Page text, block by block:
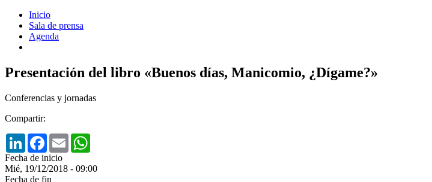
Inicio
Sala de prensa
Agenda
Presentación del libro «Buenos días, Manicomio, ¿Dígame?»
Conferencias y jornadas
Compartir:
LinkedInFacebook
Email
Fecha de inicio
Mié, 19/12/2018 - 09:00
Fecha de fin